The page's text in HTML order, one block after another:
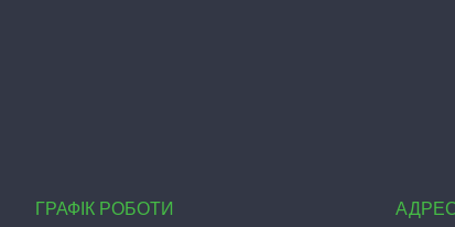
ГРАФІК РОБОТИ